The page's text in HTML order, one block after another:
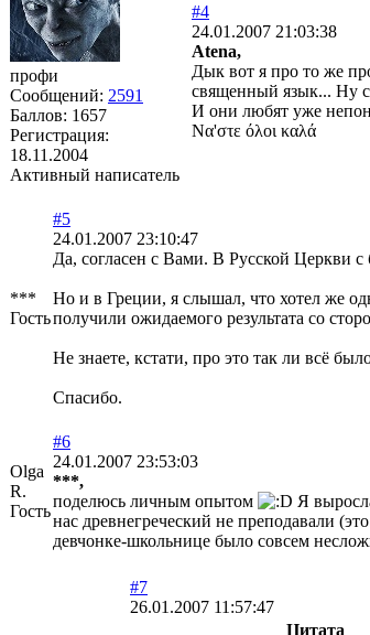
профи
Сообщений: 2591
Баллов: 1657
Регистрация:
18.11.2004
Активный написатель
#4
24.01.2007 21:03:38
Atena,
Дык вот я про то же
священный язык... Ну
И они любят уже
Να'στε όλοι καλά
***
Гость
#5
24.01.2007 23:10:47
Да, согласен с Вами. В Русской Церкви
Но и в Греции, я слышал, что хотел же
получили ожидаемого результата со
Не знаете, кстати, про это так ли всё
Спасибо.
Olga
R.
Гость
#6
24.01.2007 23:53:03
***,
поделюсь личным опытом
Я
нас древнегреческий не преподавали
девчонке-школьнице было совсем
#7
26.01.2007 11:57:47
Цитата